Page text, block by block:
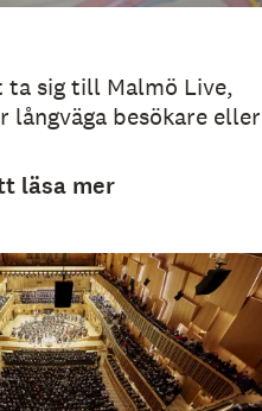
sig till Malmö Live,
långväga besökare eller
läsa mer